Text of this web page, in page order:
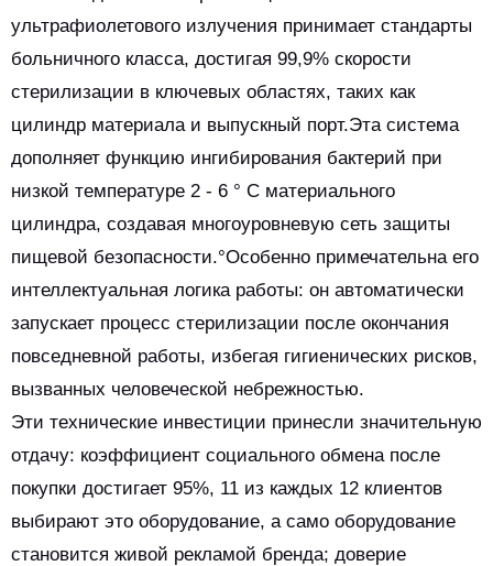
ультрафиолетового излучения принимает стандарты
больничного класса, достигая 99,9% скорости
стерилизации в ключевых областях, таких как
цилиндр материала и выпускный порт.Эта система
дополняет функцию ингибирования бактерий при
низкой температуре 2 - 6 ° C материального
цилиндра, создавая многоуровневую сеть защиты
пищевой безопасности.°Особенно примечательна его
интеллектуальная логика работы: он автоматически
запускает процесс стерилизации после окончания
повседневной работы, избегая гигиенических рисков,
вызванных человеческой небрежностью.
Эти технические инвестиции принесли значительную
отдачу: коэффициент социального обмена после
покупки достигает 95%, 11 из каждых 12 клиентов
выбирают это оборудование, а само оборудование
становится живой рекламой бренда; доверие